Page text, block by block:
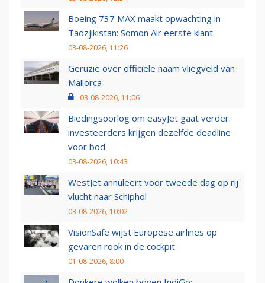
Boeing 737 MAX maakt opwachting in
Tadzjikistan: Somon Air eerste klant
03-08-2026, 11:26
Geruzie over officiële naam vliegveld van
Mallorca
03-08-2026, 11:06
Biedingsoorlog om easyJet gaat verder:
investeerders krijgen dezelfde deadline
voor bod
03-08-2026, 10:43
WestJet annuleert voor tweede dag op rij
vlucht naar Schiphol
03-08-2026, 10:02
VisionSafe wijst Europese airlines op
gevaren rook in de cockpit
01-08-2026, 8:00